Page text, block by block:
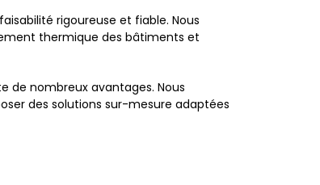
rigoureuse et fiable. Nous
thermique des bâtiments et
de nombreux avantages. Nous
des solutions sur-mesure adaptées